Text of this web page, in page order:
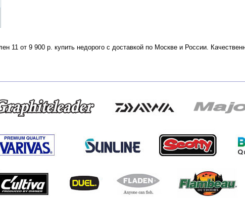
11 от 9 900 р. купить недорого с доставкой по Москве и России.